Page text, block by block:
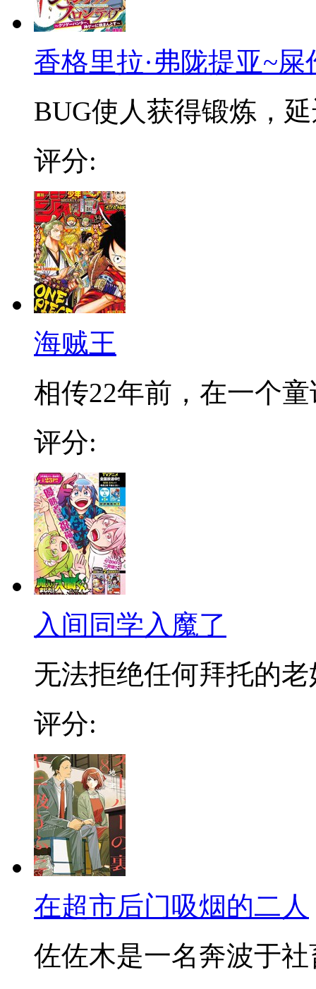
香格里拉·弗陇提亚~
BUG使人获得锻炼，
评分:
海贼王
相传22年前，在一个
评分:
入间同学入魔了
无法拒绝任何拜托的老
评分:
在超市后门吸烟的二人
佐佐木是一名奔波于社